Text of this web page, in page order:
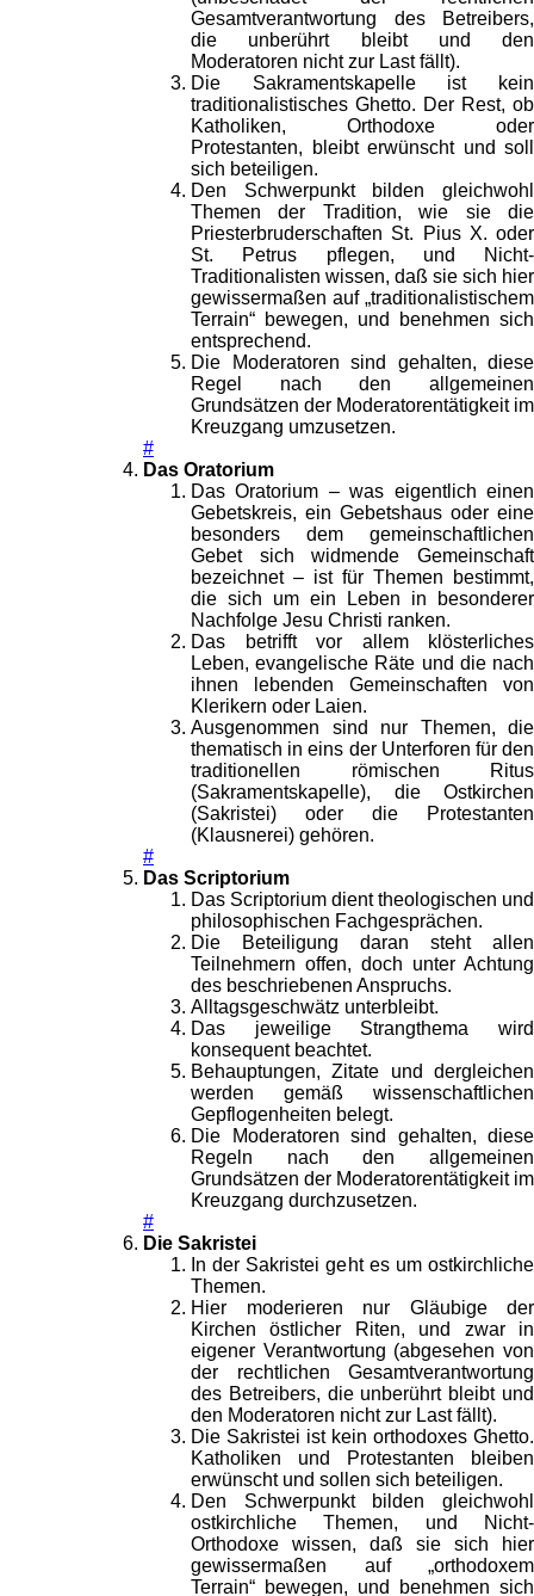
Gesamtverantwortung des Betreibers,
die unberührt bleibt und den
Moderatoren nicht zur Last fällt).
Die Sakramentskapelle ist kein
traditionalistisches Ghetto. Der Rest, ob
Katholiken, Orthodoxe oder
Protestanten, bleibt erwünscht und soll
sich beteiligen.
Den Schwerpunkt bilden gleichwohl
Themen der Tradition, wie sie die
Priesterbruderschaften St. Pius X. oder
St. Petrus pflegen, und Nicht-
Traditionalisten wissen, daß sie sich hier
gewissermaßen auf „traditionalistischem
Terrain“ bewegen, und benehmen sich
entsprechend.
Die Moderatoren sind gehalten, diese
Regel nach den allgemeinen
Grundsätzen der Moderatorentätigkeit im
Kreuzgang umzusetzen.
#
Das Oratorium
Das Oratorium – was eigentlich einen
Gebetskreis, ein Gebetshaus oder eine
besonders dem gemeinschaftlichen
Gebet sich widmende Gemeinschaft
bezeichnet – ist für Themen bestimmt,
die sich um ein Leben in besonderer
Nachfolge Jesu Christi ranken.
Das betrifft vor allem klösterliches
Leben, evangelische Räte und die nach
ihnen lebenden Gemeinschaften von
Klerikern oder Laien.
Ausgenommen sind nur Themen, die
thematisch in eins der Unterforen für den
traditionellen römischen Ritus
(Sakramentskapelle), die Ostkirchen
(Sakristei) oder die Protestanten
(Klausnerei) gehören.
#
Das Scriptorium
Das Scriptorium dient theologischen und
philosophischen Fachgesprächen.
Die Beteiligung daran steht allen
Teilnehmern offen, doch unter Achtung
des beschriebenen Anspruchs.
Alltagsgeschwätz unterbleibt.
Das jeweilige Strangthema wird
konsequent beachtet.
Behauptungen, Zitate und dergleichen
werden gemäß wissenschaftlichen
Gepflogenheiten belegt.
Die Moderatoren sind gehalten, diese
Regeln nach den allgemeinen
Grundsätzen der Moderatorentätigkeit im
Kreuzgang durchzusetzen.
#
Die Sakristei
In der Sakristei geht es um ostkirchliche
Themen.
Hier moderieren nur Gläubige der
Kirchen östlicher Riten, und zwar in
eigener Verantwortung (abgesehen von
der rechtlichen Gesamtverantwortung
des Betreibers, die unberührt bleibt und
den Moderatoren nicht zur Last fällt).
Die Sakristei ist kein orthodoxes Ghetto.
Katholiken und Protestanten bleiben
erwünscht und sollen sich beteiligen.
Den Schwerpunkt bilden gleichwohl
ostkirchliche Themen, und Nicht-
Orthodoxe wissen, daß sie sich hier
gewissermaßen auf „orthodoxem
Terrain“ bewegen, und benehmen sich